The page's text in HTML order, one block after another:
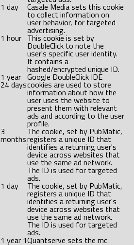
1 day Casale Media sets this cookie
to collect information on
user behavior, for targeted
advertising.
1 hour This cookie is set by
DoubleClick to note the
user's specific user identity.
It contains a
hashed/encrypted unique ID.
1 year
24 days
Google DoubleClick IDE
cookies are used to store
information about how the
user uses the website to
present them with relevant
ads and according to the user
profile.
3
months
The cookie, set by PubMatic,
registers a unique ID that
identifies a returning user's
device across websites that
use the same ad network.
The ID is used for targeted
ads.
1 day The cookie, set by PubMatic,
registers a unique ID that
identifies a returning user's
device across websites that
use the same ad network.
The ID is used for targeted
ads.
1 year 1Quantserve sets the mc